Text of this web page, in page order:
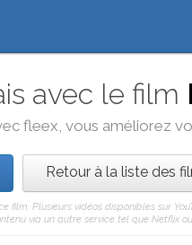
avec le film
fleex, vous améliorez
Retour à la liste des
film. Plusieurs vidéos disponibles sur
via un autre service tel que Netflix